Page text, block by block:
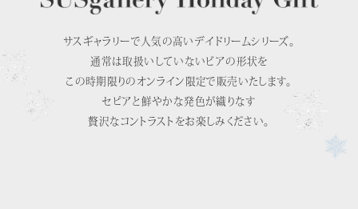
サスギャラリーで人気の高いデイドリームシリーズ。
通常は取扱いしていないビアの形状を
この時期限りのオンライン限定で販売いたします。
セピアと鮮やかな発色が織りなす
贅沢なコントラストをお楽しみください。